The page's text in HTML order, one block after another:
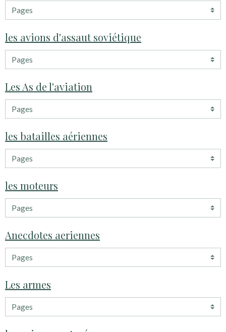
les avions d'assaut soviétique
Les As de l'aviation
les batailles aériennes
les moteurs
Anecdotes aeriennes
Les armes